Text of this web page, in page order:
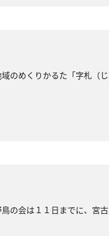
のめくりかるた「字札（
の会は１１日までに、宮